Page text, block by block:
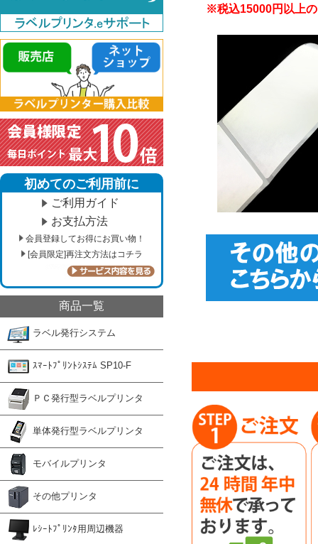
初めてのご利用前に
ご利用ガイド
お支払方法
会員登録してお得にお買い物！
[会員限定]再注文方法はコチラ
商品一覧
ラベル発行システム
ｽﾏｰﾄﾌﾟﾘﾝﾄｼｽﾃﾑ SP10-F
ＰＣ発行型ラベルプリンタ
単体発行型ラベルプリンタ
モバイルプリンタ
その他プリンタ
ﾚｼｰﾄﾌﾟﾘﾝﾀ用周辺機器
※税込15000円以上